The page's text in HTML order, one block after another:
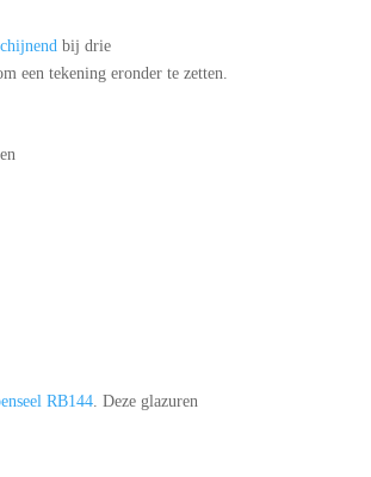
bij drie
een tekening eronder te zetten.
en
RB144. Deze glazuren